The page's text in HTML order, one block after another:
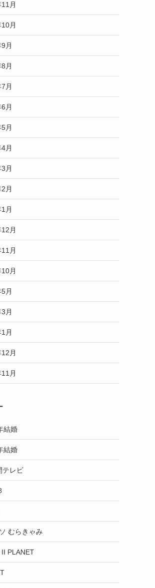
月
月
月
月
月
月
月
月
月
月
月
月
月
月
月
月
月
月
月
結婚
結婚
テレビ
むらきゃみ
II PLANET